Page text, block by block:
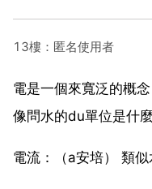
13樓：匿名使用者
電是一個來寬泛的概
像問水的du單位是什
電流：（a安培） 類似